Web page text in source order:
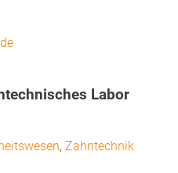
Labor
, Zahntechnik